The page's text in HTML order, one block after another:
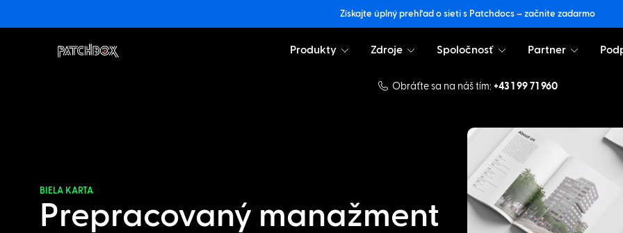
Získajte úplný prehľad o sieti s Patchdocs – začnite zadarmo
Produkty Zdroje Spoločnosť Partner
Obráťte sa na náš tím: +43 1 99 71 960
BIELA KARTA
Prepracovaný manažment